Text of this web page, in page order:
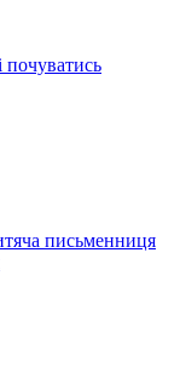
почуватись
письменниця